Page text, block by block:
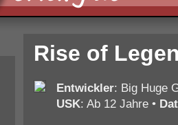
Rise of
Entwickler: Big Huge
USK: Ab 12 Jahre•